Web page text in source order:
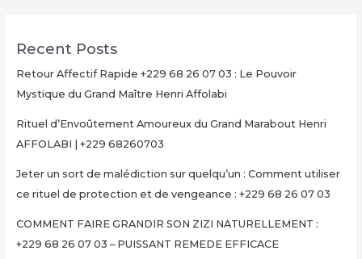
Recent Posts
Retour Affectif Rapide +229 68 26 07 03 : Le Pouvoir
Mystique du Grand Maître Henri Affolabi
Rituel d’Envoûtement Amoureux du Grand Marabout Henri
AFFOLABI | +229 68260703
Jeter un sort de malédiction sur quelqu’un : Comment utiliser
ce rituel de protection et de vengeance : +229 68 26 07 03
COMMENT FAIRE GRANDIR SON ZIZI NATURELLEMENT :
+229 68 26 07 03 – PUISSANT REMEDE EFFICACE